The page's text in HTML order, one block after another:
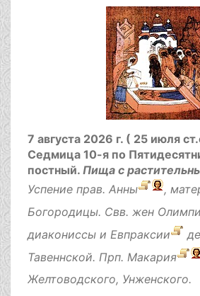
7 августа 2026 г. ( 25 июля
Седмица 10-я по
постный. Пища с
Успение прав. Анны
,
Богородицы. Свв. жен
диакониссы и Евпраксии
Тавеннской. Прп. Макария
Желтоводского, Унженского.